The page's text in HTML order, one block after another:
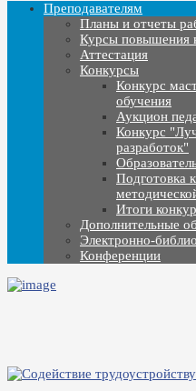
Преподавателям
Планы и отчеты
Курсы повышения
Аттестация
Конкурсы
Конкурс
обучения
Аукцион
Конкурс
разработок"
Подготовка
Итоги
Дополнительные
Электронно-
Конференции